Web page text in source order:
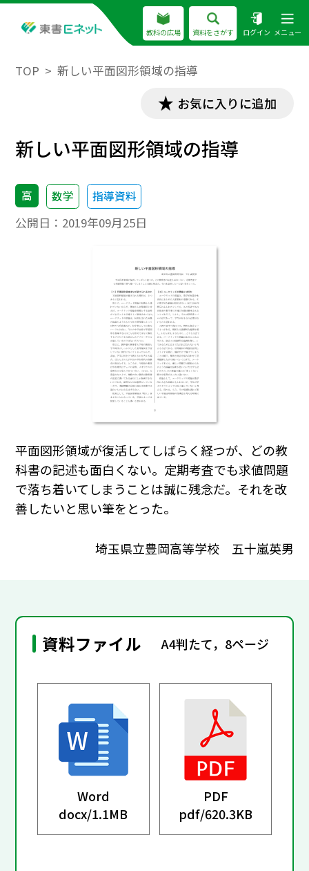
教科の広場 資料をさがす ログイン メニュー
TOP 新しい平面図形領域の指導
お気に入りに追加
新しい平面図形領域の指導
高 数学 指導資料
公開日： 2019年09月25日
平面図形領域が復活してしばらく経つが、どの教
科書の記述も面白くない。定期考査でも求値問題
で落ち着いてしまうことは誠に残念だ。それを改
善したいと思い筆をとった。
埼玉県立豊岡高等学校 五十嵐英男
資料ファイル A4判たて，8ページ
Word
docx/1.1MB
PDF
pdf/620.3KB